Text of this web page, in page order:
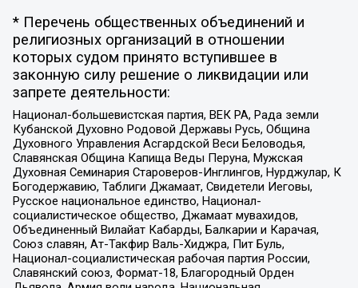
* Перечень общественных объединений и
религиозных организаций в отношении
которых судом принято вступившее в
законную силу решение о ликвидации или
запрете деятельности:
Национал-большевистская партия, ВЕК РА, Рада земли
Кубанской Духовно Родовой Державы Русь, Община
Духовного Управления Асгардской Веси Беловодья,
Славянская Община Капища Веды Перуна, Мужская
Духовная Семинария Староверов-Инглингов, Нурджулар, К
Богодержавию, Таблиги Джамаат, Свидетели Иеговы,
Русское национальное единство, Национал-
социалистическое общество, Джамаат мувахидов,
Объединенный Вилайат Кабарды, Балкарии и Карачая,
Союз славян, Ат-Такфир Валь-Хиджра, Пит Буль,
Национал-социалистическая рабочая партия России,
Славянский союз, Формат-18, Благородный Орден